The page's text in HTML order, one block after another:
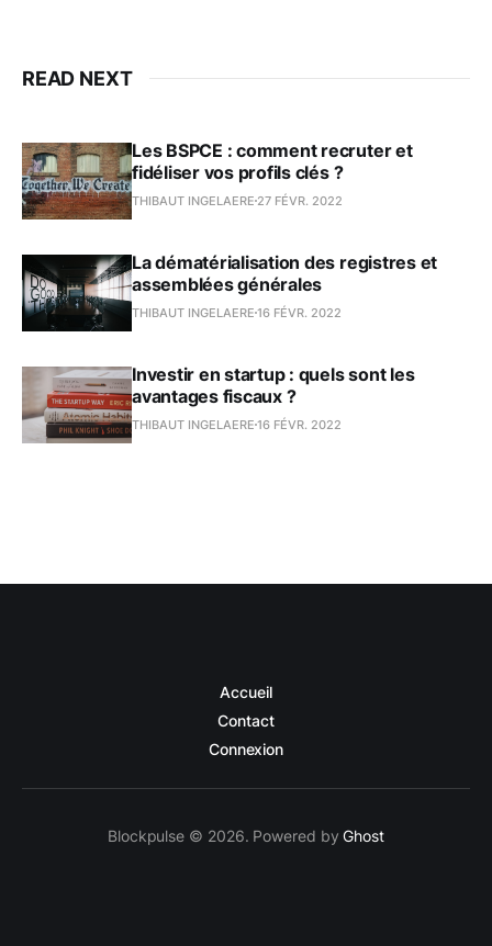
READ NEXT
Les BSPCE : comment recruter et
fidéliser vos profils clés ?
THIBAUT INGELAERE 27 FÉVR. 2022
La dématérialisation des registres et
assemblées générales
THIBAUT INGELAERE 16 FÉVR. 2022
Investir en startup : quels sont les
avantages fiscaux ?
THIBAUT INGELAERE 16 FÉVR. 2022
Accueil
Contact
Connexion
Blockpulse © 2026. Powered byGhost